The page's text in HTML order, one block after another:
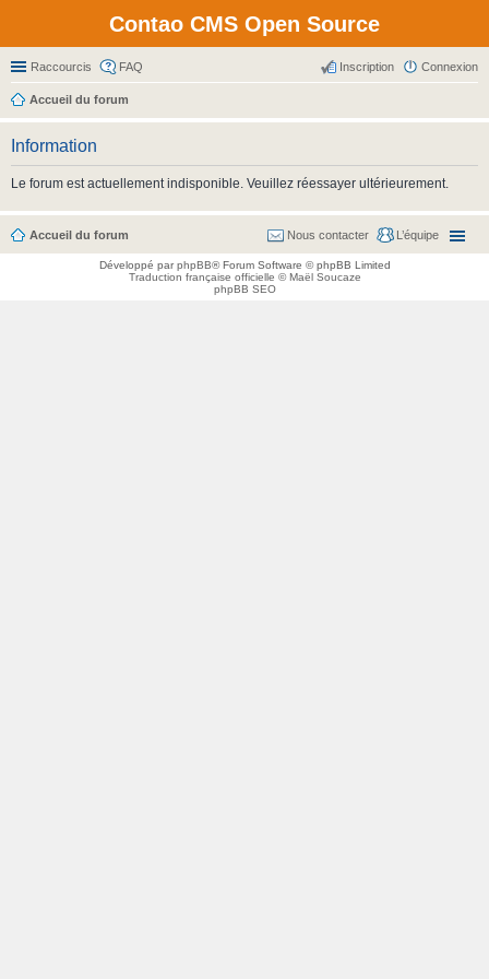
Contao CMS Open Source
Raccourcis FAQ Connexion
Inscription
Accueil du forum
Information
Le forum est actuellement indisponible. Veuillez réessayer ultérieurement.
Accueil du forum L’équipe
Nous contacter
Développé parphpBB® Forum Software © phpBB Limited
Traduction française officielle ©Maël Soucaze
phpBB SEO